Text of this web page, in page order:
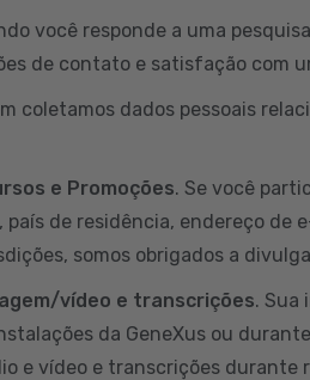
você responde a uma
de contato e satisfação com
coletamos dados pessoais
e Promoções. Se você
país de residência, endereço
somos obrigados a
vídeo e transcrições. Sua
da GeneXus ou
e vídeo e transcrições durante